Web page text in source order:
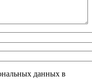
данных в